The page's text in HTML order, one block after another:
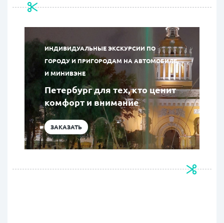
ИНДИВИДУАЛЬНЫЕ ЭКСКУРСИИ ПО
ГОРОДУ И ПРИГОРОДАМ НА АВТОМОБИЛЕ
И МИНИВЭНЕ
Петербург для тех, кто ценит
комфорт и внимание
ЗАКАЗАТЬ